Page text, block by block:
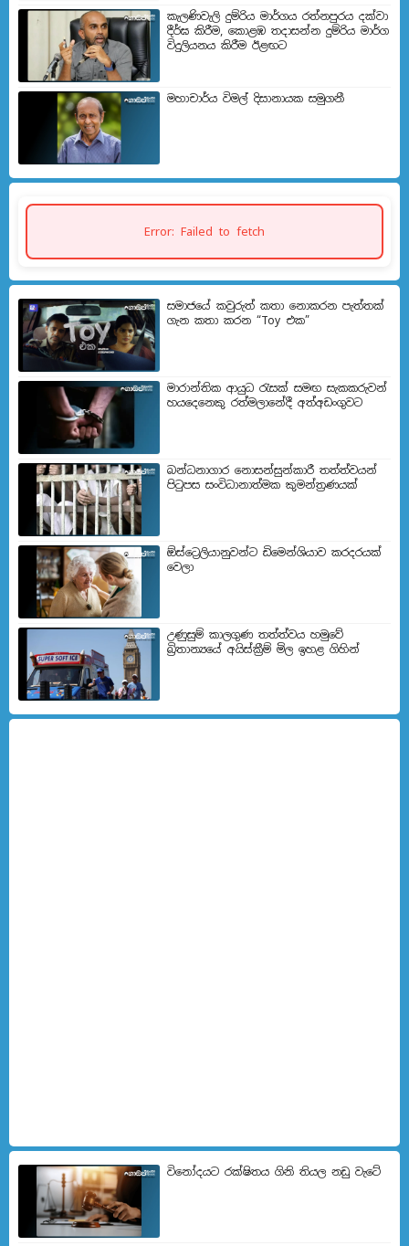
කැලණිවැලි දුම්රිය මාර්ගය රත්නපුරය දක්වා
දීර්ඝ කිරීම, කොළඹ තදාසන්න දුම්රිය මාර්ග
විදුලියනය කිරීම ඊළඟ​ට
මහාචාර්ය විමල් දිසානායක සමුගනී
Error: Failed to fetch
සමාජයේ කවුරුත් කතා නොකරන පැත්තක්
ගැන කතා කරන “Toy එක”
මාරාන්තික ආයුධ රැසක් සමඟ සැකකරුවන්
හයදෙනෙකු රත්මලානේදී අත්අඩංගුවට
බන්ධනාගාර නොසන්සුන්කාරී තත්ත්වයන්
පිටුපස සංවිධානාත්මක කුමන්ත්‍රණයක්
ඕස්ට්‍රෙලියානුවන්ට ඩිමෙන්ශියාව කරදරයක්
වෙලා
උණුසුම් කාලගුණ තත්ත්වය හමුවේ
බ්‍රිතාන්‍යයේ අයිස්ක්‍රීම් මිල ඉහළ ගිහින්
විනෝදයට රක්ෂිතය ගිනි තියල නඩු වැටේ